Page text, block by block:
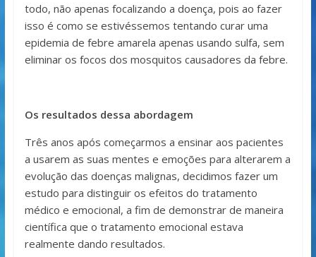
todo, não apenas focalizando a doença, pois ao fazer
isso é como se estivéssemos tentando curar uma
epidemia de febre amarela apenas usando sulfa, sem
eliminar os focos dos mosquitos causadores da febre.
Os resultados dessa abordagem
Três anos após começarmos a ensinar aos pacientes
a usarem as suas mentes e emoções para alterarem a
evolução das doenças malignas, decidimos fazer um
estudo para distinguir os efeitos do tratamento
médico e emocional, a fim de demonstrar de maneira
científica que o tratamento emocional estava
realmente dando resultados.